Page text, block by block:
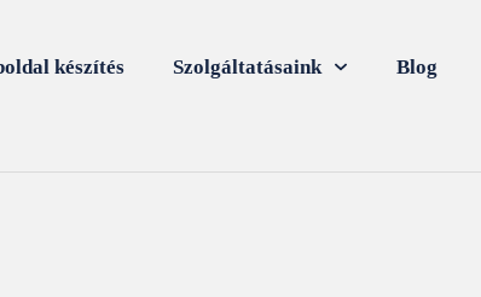
készítés Szolgáltatásaink Blog